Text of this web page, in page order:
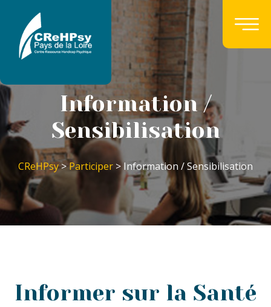
Information /
Sensibilisation
CReHPsy>Participer > Information / Sensibilisation
Informer sur la Santé